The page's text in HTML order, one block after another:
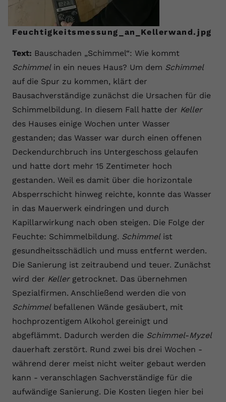
Feuchtigkeitsmessung_an_Kellerwand.jpg
Text: Bauschaden „Schimmel“: Wie kommt
Schimmelin ein neues Haus? Um dem Schimmel
auf die Spur zu kommen, klärt der
Bausachverständige zunächst die Ursachen für die
Schimmelbildung. In diesem Fall hatte der Keller
des Hauses einige Wochen unter Wasser
gestanden; das Wasser war durch einen offenen
Deckendurchbruch ins Untergeschoss gelaufen
und hatte dort mehr 15 Zentimeter hoch
gestanden. Weil es damit über die horizontale
Absperrschicht hinweg reichte, konnte das Wasser
in das Mauerwerk eindringen und durch
Kapillarwirkung nach oben steigen. Die Folge der
Feuchte: Schimmelbildung. Schimmelist
gesundheitsschädlich und muss entfernt werden.
Die Sanierung ist zeitraubend und teuer. Zunächst
wird der Kellergetrocknet. Das übernehmen
Spezialfirmen. Anschließend werden die von
Schimmelbefallenen Wände gesäubert, mit
hochprozentigem Alkohol gereinigt und
abgeflämmt. Dadurch werden die Schimmel-Myzel
dauerhaft zerstört. Rund zwei bis drei Wochen -
während derer meist nicht weiter gebaut werden
kann - veranschlagen Sachverständige für die
aufwändige Sanierung. Die Kosten liegen hier bei
youtube.com
Laufzeit 2 Jahre
Zweck
YouTube setzt dieses Cookie über
eingebettete YouTube-Videos und
registriert anonyme statistische Daten.
Name yt-remote-device-id
Laufzeit Session
Zweck
YouTube setzt diesen Cookie, um die
speichern, der eingebettete YouTube-
Videos verwendet.
Name yt.innertube::requests
Anbieter youtube.com
Laufzeit Session
Zweck
Dieser von YouTube gesetzte Cookie
registriert eine eindeutige ID, um
Daten darüber zu speichern, welche
Videos von YouTube der Nutzer
gesehen hat.
Name yt.innertube::nextId